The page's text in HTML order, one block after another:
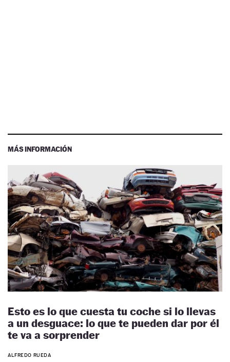
MÁS INFORMACIÓN
Esto es lo que cuesta tu coche si lo llevas
a un desguace: lo que te pueden dar por él
te va a sorprender
ALFREDO RUEDA